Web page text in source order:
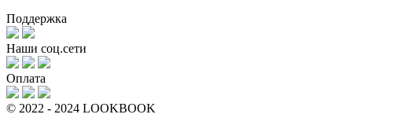
Поддержка
Наши соц.сети
Оплата
© 2022 - 2024 LOOKBOOK